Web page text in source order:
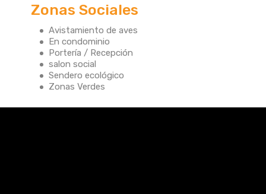
Zonas Sociales
Avistamiento de aves
En condominio
Portería / Recepción
salon social
Sendero ecológico
Zonas Verdes